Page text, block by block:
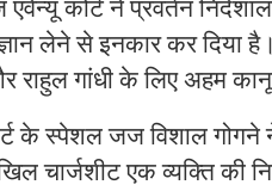
एवेन्यू कोर्ट ने प्रवर्तन
लेने से इनकार कर दिया
राहुल गांधी के लिए अहम
के स्पेशल जज विशाल
चार्जशीट एक व्यक्ति की